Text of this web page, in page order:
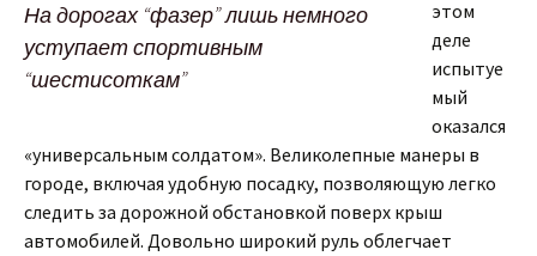
На дорогах “фазер” лишь немного
уступает спортивным
“шестисоткам”
этом
деле
испытуе
мый
оказался
«универсальным солдатом». Великолепные манеры в
городе, включая удобную посадку, позволяющую легко
следить за дорожной обстановкой поверх крыш
автомобилей. Довольно широкий руль облегчает